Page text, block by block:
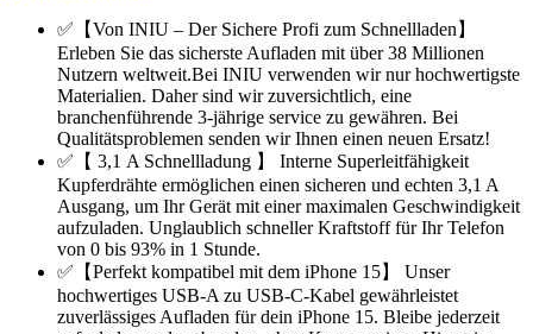
✅【Von INIU – Der Sichere Profi zum Schnellladen】
Erleben Sie das sicherste Aufladen mit über 38 Millionen
Nutzern weltweit.Bei INIU verwenden wir nur hochwertigste
Materialien. Daher sind wir zuversichtlich, eine
branchenführende 3-jährige service zu gewähren. Bei
Qualitätsproblemen senden wir Ihnen einen neuen Ersatz!
✅【 3,1 A Schnellladung 】 Interne Superleitfähigkeit
Kupferdrähte ermöglichen einen sicheren und echten 3,1 A
Ausgang, um Ihr Gerät mit einer maximalen Geschwindigkeit
aufzuladen. Unglaublich schneller Kraftstoff für Ihr Telefon
von 0 bis 93% in 1 Stunde.
✅【Perfekt kompatibel mit dem iPhone 15】 Unser
hochwertiges USB-A zu USB-C-Kabel gewährleistet
zuverlässiges Aufladen für dein iPhone 15. Bleibe jederzeit